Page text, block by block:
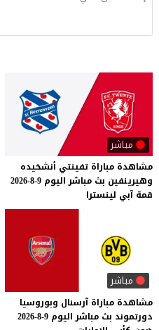
مباشر
مشاهدة مباراة تفينتي أنشخيده
وهيرينفين بث مباشر اليوم 9-8-2026
قمة آبي لينسترا
مباشر
مشاهدة مباراة آرسنال وبوروسيا
دورتموند بث مباشر اليوم 9-8-2026